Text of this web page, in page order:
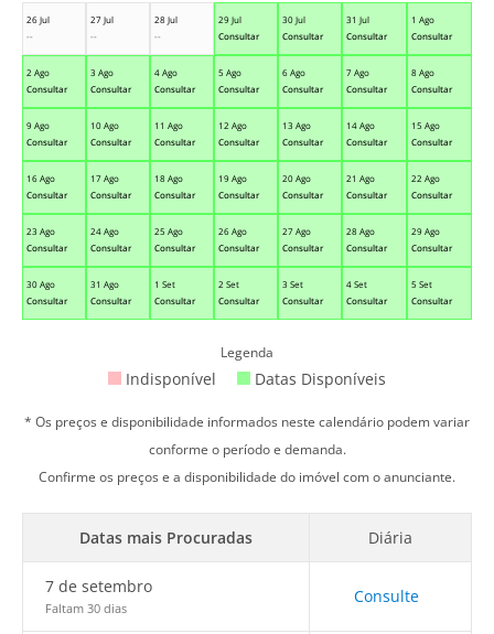
26 Jul
--
27 Jul
--
28 Jul
--
29 Jul
Consultar
30 Jul
Consultar
31 Jul
Consultar
1 Ago
Consultar
2 Ago
Consultar
3 Ago
Consultar
4 Ago
Consultar
5 Ago
Consultar
6 Ago
Consultar
7 Ago
Consultar
8 Ago
Consultar
9 Ago
Consultar
10 Ago
Consultar
11 Ago
Consultar
12 Ago
Consultar
13 Ago
Consultar
14 Ago
Consultar
15 Ago
Consultar
16 Ago
Consultar
17 Ago
Consultar
18 Ago
Consultar
19 Ago
Consultar
20 Ago
Consultar
21 Ago
Consultar
22 Ago
Consultar
23 Ago
Consultar
24 Ago
Consultar
25 Ago
Consultar
26 Ago
Consultar
27 Ago
Consultar
28 Ago
Consultar
29 Ago
Consultar
30 Ago
Consultar
31 Ago
Consultar
1 Set
Consultar
2 Set
Consultar
3 Set
Consultar
4 Set
Consultar
5 Set
Consultar
Legenda
Indisponível Datas Disponíveis
* Os preços e disponibilidade informados neste calendário podem variar
conforme o período e demanda.
Confirme os preços e a disponibilidade do imóvel com o anunciante.
Datas mais Procuradas Diária
7 de setembro
Faltam 30 dias
Consulte